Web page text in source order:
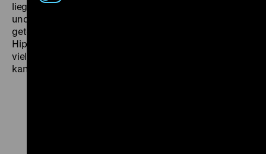
liegen im Gras, lungern an der Straße herum, trinken
und rauchen. Robust-bukolisch, in lieblich monochrom
getönten Genre-Bildern zeigt Havetta diesen Proto-
Hippie-Schlendrian, von dem man auch heute noch
viel über das wahre und das falsche Leben lernen
kann. (om)